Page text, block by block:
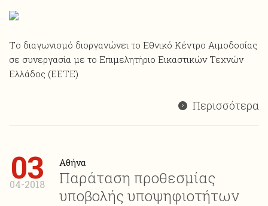
Tο διαγωνισμό διοργανώνει το Εθνικό Κέντρο Αιμοδοσίας
σε συνεργασία με το Επιμελητήριο Εικαστικών Τεχνών
Ελλάδος (EETE)
Περισσότερα
03
04-2018
Αθήνα
Παράταση προθεσμίας
υποβολής υποψηφιοτήτων